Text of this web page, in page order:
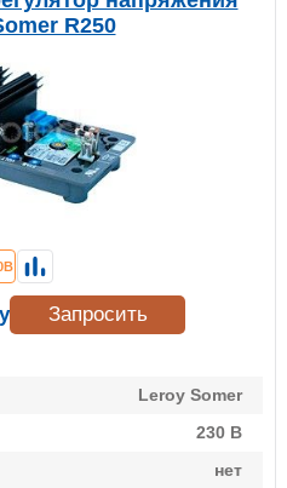
R250
Leroy Somer
230 В
нет
Запросить